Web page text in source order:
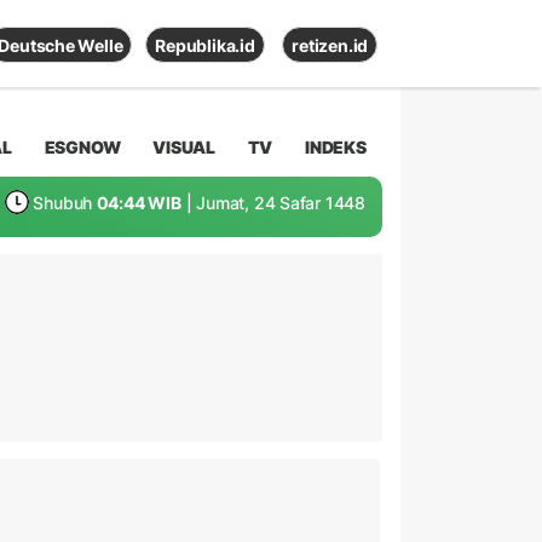
Deutsche Welle Republika.id retizen.id
ESGNOW VISUAL TV INDEKS
Shubuh 04:44 WIB | Jumat, 24 Safar 1448